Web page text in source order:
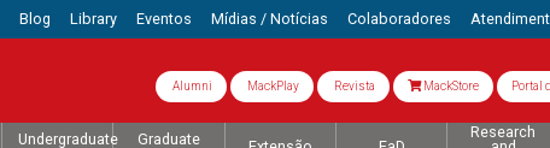
Blog Library Eventos Mídias / Notícias Colaboradores
Alumni MackPlay Revista MackStore Portal
Undergraduate
Graduate
Research